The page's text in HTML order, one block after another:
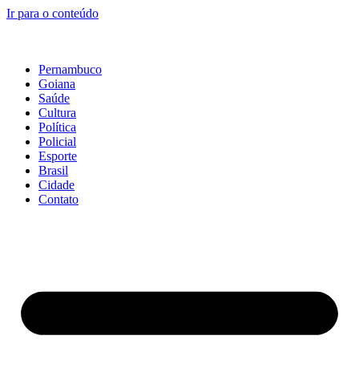
Ir para o conteúdo
Pernambuco
Goiana
Saúde
Cultura
Política
Policial
Esporte
Brasil
Cidade
Contato